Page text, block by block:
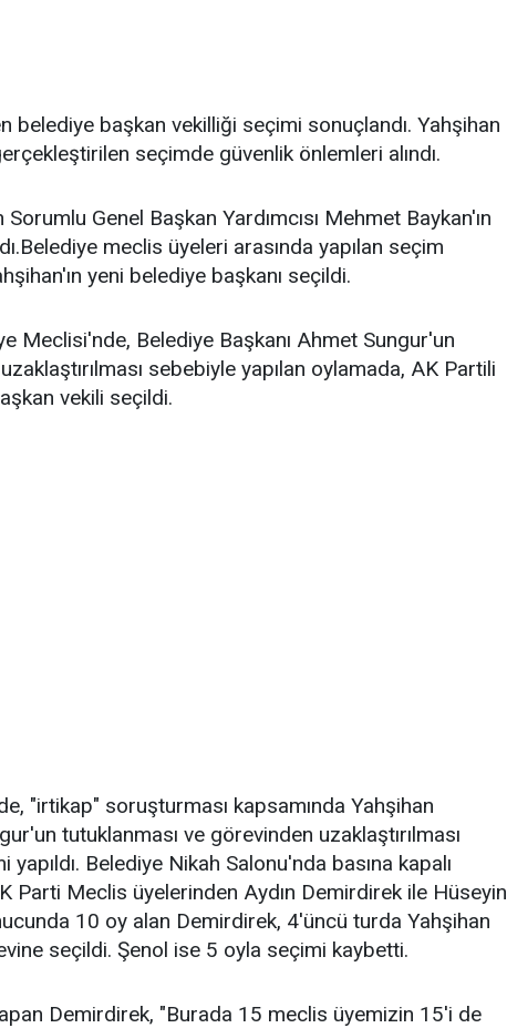
belediye başkan vekilliği seçimi sonuçlandı. Yahşihan
seçimde güvenlik önlemleri alındı.
Genel Başkan Yardımcısı Mehmet Baykan'ın
meclis üyeleri arasında yapılan seçim
yeni belediye başkanı seçildi.
Meclisi'nde, Belediye Başkanı Ahmet Sungur'un
sebebiyle yapılan oylamada, AK Partili
vekili seçildi.
"irtikap" soruşturması kapsamında Yahşihan
tutuklanması ve görevinden uzaklaştırılması
Belediye Nikah Salonu'nda basına kapalı
Parti Meclis üyelerinden Aydın Demirdirek ile Hüseyin
10 oy alan Demirdirek, 4'üncü turda Yahşihan
seçildi. Şenol ise 5 oyla seçimi kaybetti.
Demirdirek, "Burada 15 meclis üyemizin 15'i de